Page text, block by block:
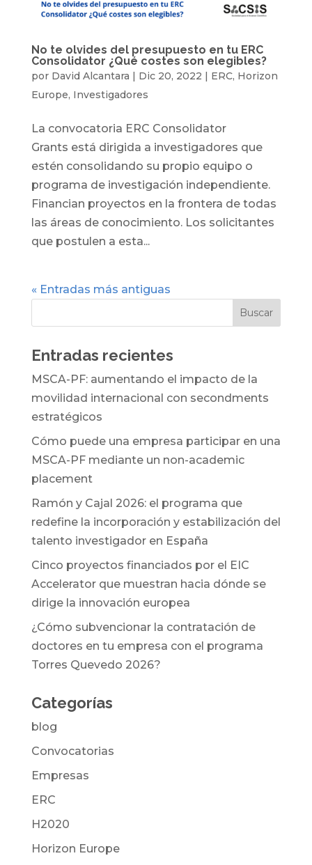
No te olvides del presupuesto en tu ERC
Consolidator ¿Qué costes son elegibles?
por David Alcantara | Dic 20, 2022 | ERC, Horizon
Europe, Investigadores
La convocatoria ERC Consolidator
Grants está dirigida a investigadores que
estén consolidando su propio equipo o
programa de investigación independiente.
Financian proyectos en la frontera de todas
las áreas de conocimiento. Los solicitantes
que postulen a esta...
« Entradas más antiguas
Entradas recientes
MSCA-PF: aumentando el impacto de la
movilidad internacional con secondments
estratégicos
Cómo puede una empresa participar en una
MSCA-PF mediante un non-academic
placement
Ramón y Cajal 2026: el programa que
redefine la incorporación y estabilización del
talento investigador en España
Cinco proyectos financiados por el EIC
Accelerator que muestran hacia dónde se
dirige la innovación europea
¿Cómo subvencionar la contratación de
doctores en tu empresa con el programa
Torres Quevedo 2026?
Categorías
blog
Convocatorias
Empresas
ERC
H2020
Horizon Europe